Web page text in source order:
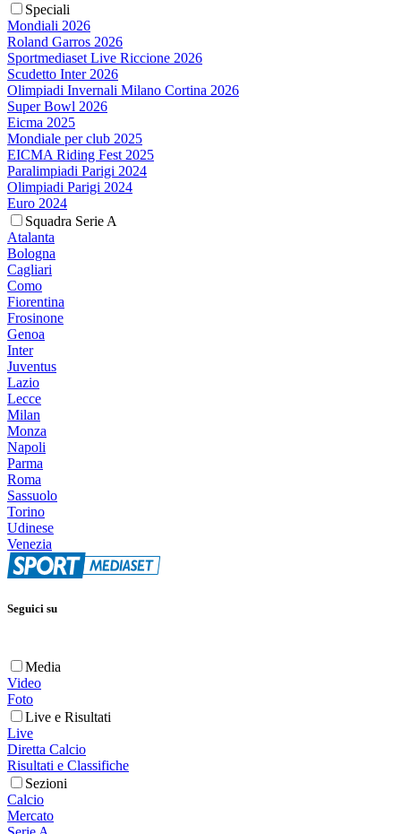
Speciali
Mondiali 2026
Roland Garros 2026
Sportmediaset Live Riccione 2026
Scudetto Inter 2026
Olimpiadi Invernali Milano Cortina 2026
Super Bowl 2026
Eicma 2025
Mondiale per club 2025
EICMA Riding Fest 2025
Paralimpiadi Parigi 2024
Olimpiadi Parigi 2024
Euro 2024
Squadra Serie A
Atalanta
Bologna
Cagliari
Como
Fiorentina
Frosinone
Genoa
Inter
Juventus
Lazio
Lecce
Milan
Monza
Napoli
Parma
Roma
Sassuolo
Torino
Udinese
Venezia
Seguici su
Media
Video
Foto
Live e Risultati
Live
Diretta Calcio
Risultati e Classifiche
Sezioni
Calcio
Mercato